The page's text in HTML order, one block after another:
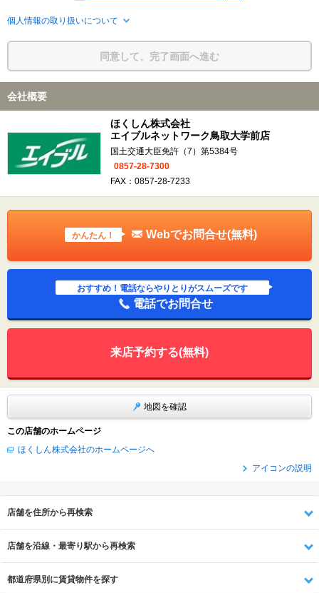
個人情報の取り扱いについて
同意して、完了画面へ進む
会社概要
ほくしん株式会社
エイブルネットワーク鳥取大学前店
国土交通大臣免許（7）第5384号
0857-28-7300
FAX：0857-28-7233
かんたん！ Webでお問合せ(無料)
おすすめ！電話ならやりとりがスムーズです
電話でお問合せ
来店予約する(無料)
地図を確認
この店舗のホームページ
ほくしん株式会社のホームページへ
アイコンの説明
店舗を住所から再検索
店舗を沿線・最寄り駅から再検索
都道府県別に賃貸物件を探す